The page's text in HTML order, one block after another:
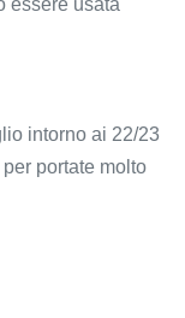
essere usata
intorno ai 22/23
portate molto